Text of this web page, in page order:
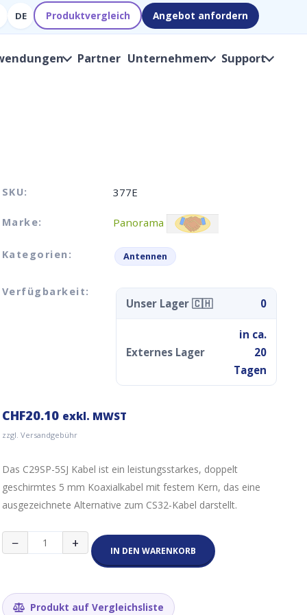
DE Produktvergleich Angebot anfordern
Partner Unternehmen Support
SKU: 377E
Marke: Panorama
Kategorien: Antennen
Verfügbarkeit:
Unser Lager 🇨🇭 0
Externes Lager
in ca.
20
Tagen
CHF20.10 exkl. MWST
zzgl. Versandgebühr
Das C29SP-5SJ Kabel ist ein leistungsstarkes, doppelt
geschirmtes 5 mm Koaxialkabel mit festem Kern, das eine
ausgezeichnete Alternative zum CS32-Kabel darstellt.
−
SMA
Verlängerungskabel
Kabel)
+ IN DEN WARENKORB
Produkt auf Vergleichsliste